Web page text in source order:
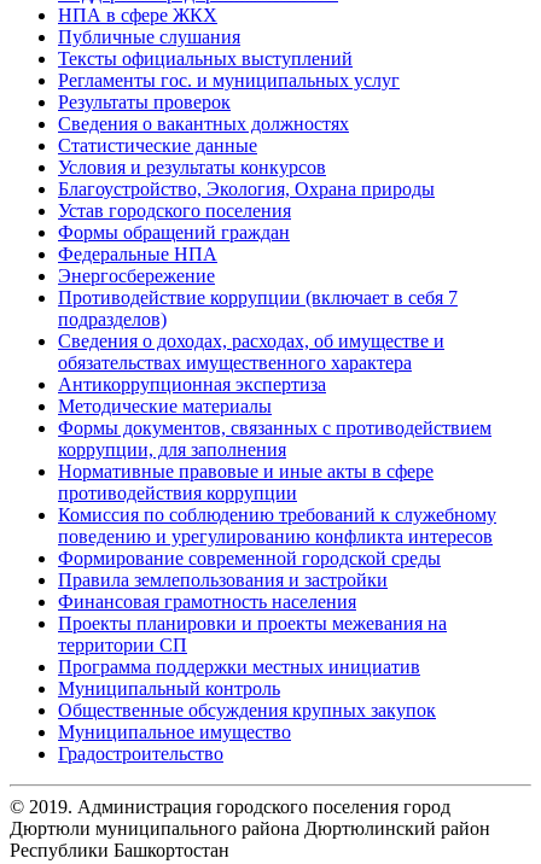
НПА в сфере ЖКХ
Публичные слушания
Тексты официальных выступлений
Регламенты гос. и муниципальных услуг
Результаты проверок
Сведения о вакантных должностях
Статистические данные
Условия и результаты конкурсов
Благоустройство, Экология, Охрана природы
Устав городского поселения
Формы обращений граждан
Федеральные НПА
Энергосбережение
Противодействие коррупции (включает в себя 7
подразделов)
Сведения о доходах, расходах, об имуществе и
обязательствах имущественного характера
Антикоррупционная экспертиза
Методические материалы
Формы документов, связанных с противодействием
коррупции, для заполнения
Нормативные правовые и иные акты в сфере
противодействия коррупции
Комиссия по соблюдению требований к служебному
поведению и урегулированию конфликта интересов
Формирование современной городской среды
Правила землепользования и застройки
Финансовая грамотность населения
Проекты планировки и проекты межевания на
территории СП
Программа поддержки местных инициатив
Муниципальный контроль
Общественные обсуждения крупных закупок
Муниципальное имущество
Градостроительство
© 2019. Администрация городского поселения город
Дюртюли муниципального района Дюртюлинский район
Республики Башкортостан